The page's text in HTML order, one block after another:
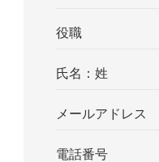
役職
氏名：姓
メールアドレス
電話番号